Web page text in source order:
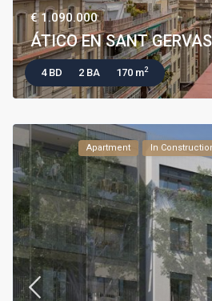
€ 1.090.000
ÁTICO EN SANT
4 BD 2 BA 170 m2
Apartment In